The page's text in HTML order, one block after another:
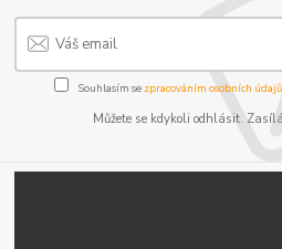
Souhlasím se zpracováním osobních údajů
Můžete se kdykoli odhlásit.